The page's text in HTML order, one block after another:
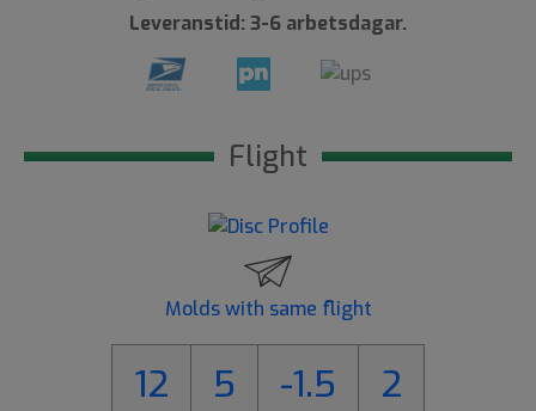
Leveranstid: 3-6 arbetsdagar.
Flight
Molds with same flight
12 5 -1.5 2